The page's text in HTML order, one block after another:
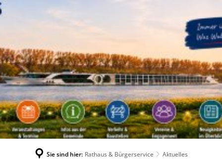
Sie sind hier: Rathaus & Bürgerservice
Aktuelles